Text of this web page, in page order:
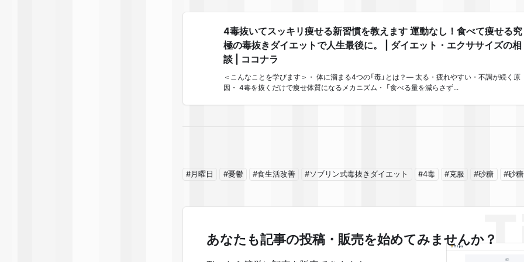
4毒抜いてスッキリ痩せる新習慣を教えます 運動なし！食べて痩せる究
極の毒抜きダイエットで人生最後に。 | ダイエット・エクササイズの相
談 | ココナラ
＜こんなことを学びます＞・ 体に溜まる4つの「毒」とは？— 太る・疲れやすい・不調が続く原
因・ 4毒を抜くだけで痩せ体質になるメカニズム・ 「食べる量を減らさず...
#月曜日 #憂鬱 #食生活改善 #ソブリン式毒抜きダイエット #4毒 #克服 #砂糖 #砂
あなたも記事の投稿・販売を始めてみませんか？